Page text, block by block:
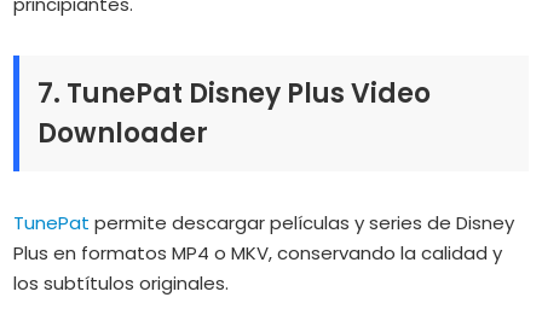
7. TunePat Disney Plus Video
Downloader
TunePat permite descargar películas y series de Disney
Plus en formatos MP4 o MKV, conservando la calidad y
los subtítulos originales.